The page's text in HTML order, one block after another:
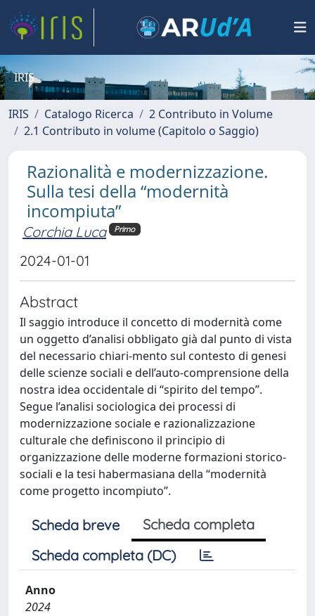
IRIS
IRIS Catalogo Ricerca
2 Contributo in Volume
2.1 Contributo in volume (Capitolo o Saggio)
Razionalità e modernizzazione.
Sulla tesi della “modernità
incompiuta”
Corchia Luca Primo
2024-01-01
Abstract
Il saggio introduce il concetto di modernità come
un oggetto d’analisi obbligato già dal punto di vista
del necessario chiari-mento sul contesto di genesi
delle scienze sociali e dell’auto-comprensione della
nostra idea occidentale di “spirito del tempo”.
Segue l’analisi sociologica dei processi di
modernizzazione sociale e razionalizzazione
culturale che definiscono il principio di
organizzazione delle moderne formazioni storico-
sociali e la tesi habermasiana della “modernità
come progetto incompiuto”.
Scheda breve
Scheda completa
Scheda completa (DC)
Anno
2024